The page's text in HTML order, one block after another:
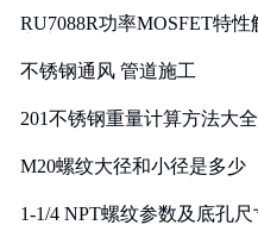
RU7088R功率MOSFET特
不锈钢通风 管道施工
201不锈钢重量计算方法大全
M20螺纹大径和小径是多少
1-1/4 NPT螺纹参数及底孔